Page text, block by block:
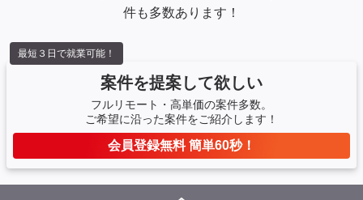
件も多数あります！
案件を提案して欲しい
フルリモート・高単価の案件多数。
ご希望に沿った案件をご紹介します！
会員登録無料 簡単60秒！
最短３日で就業可能！